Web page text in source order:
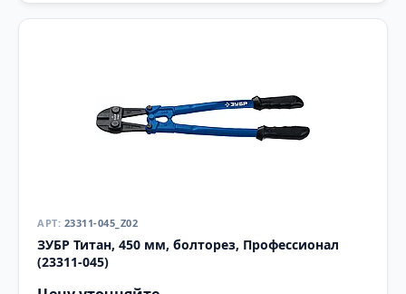
23311-045_Z02
ЗУБР Титан, 450 мм, болторез, Профессионал
(23311-045)